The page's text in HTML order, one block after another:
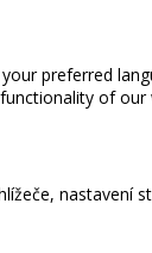
preferred
of our
nastavení